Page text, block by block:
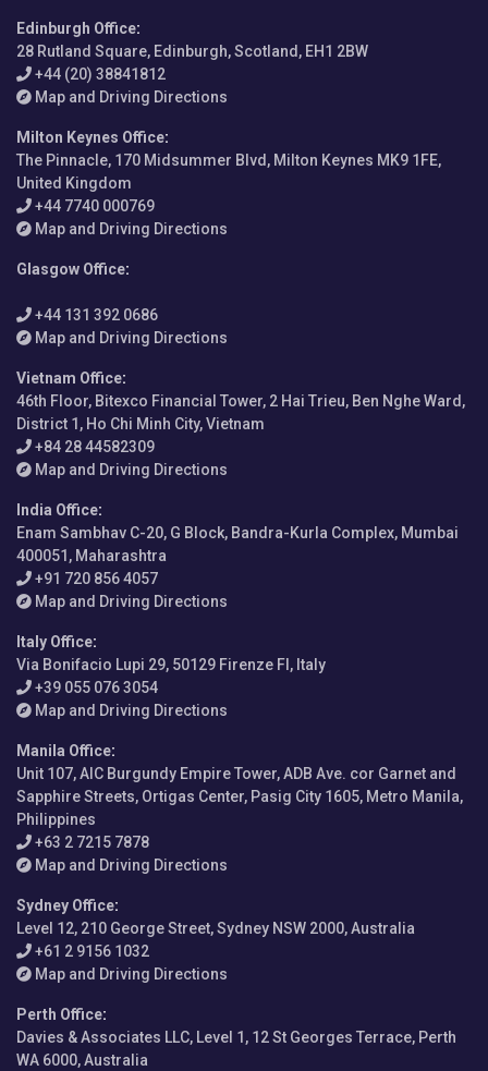
Edinburgh Office:
28 Rutland Square, Edinburgh, Scotland, EH1 2BW
+44 (20) 38841812
Map and Driving Directions
Milton Keynes Office:
The Pinnacle, 170 Midsummer Blvd, Milton Keynes MK9 1FE,
United Kingdom
+44 7740 000769
Map and Driving Directions
Glasgow Office:
+44 131 392 0686
Map and Driving Directions
Vietnam Office:
46th Floor, Bitexco Financial Tower, 2 Hai Trieu, Ben Nghe Ward,
District 1, Ho Chi Minh City, Vietnam
+84 28 44582309
Map and Driving Directions
India Office:
Enam Sambhav C-20, G Block, Bandra-Kurla Complex, Mumbai
400051, Maharashtra
+91 720 856 4057
Map and Driving Directions
Italy Office:
Via Bonifacio Lupi 29, 50129 Firenze FI, Italy
+39 055 076 3054
Map and Driving Directions
Manila Office:
Unit 107, AIC Burgundy Empire Tower, ADB Ave. cor Garnet and
Sapphire Streets, Ortigas Center, Pasig City 1605, Metro Manila,
Philippines
+63 2 7215 7878
Map and Driving Directions
Sydney Office:
Level 12, 210 George Street, Sydney NSW 2000, Australia
+61 2 9156 1032
Map and Driving Directions
Perth Office:
Davies & Associates LLC, Level 1, 12 St Georges Terrace, Perth
WA 6000, Australia